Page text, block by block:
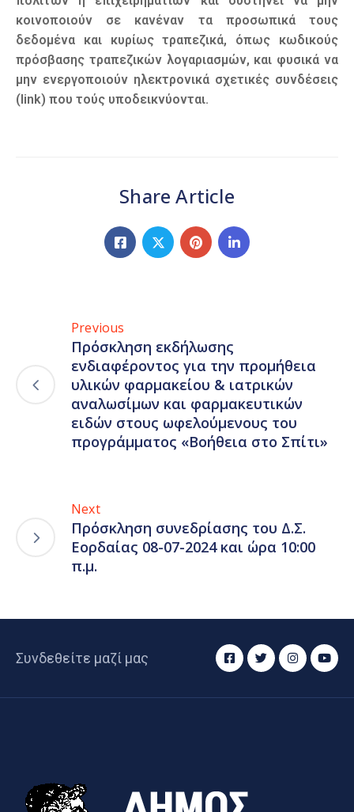
κοινοποιούν σε κανέναν τα προσωπικά τους
δεδομένα και κυρίως τραπεζικά, όπως κωδικούς
πρόσβασης τραπεζικών λογαριασμών, και φυσικά να
μην ενεργοποιούν ηλεκτρονικά σχετικές συνδέσεις
(link) που τούς υποδεικνύονται.
Share Article
Previous
Πρόσκληση εκδήλωσης
ενδιαφέροντος για την προμήθεια
υλικών φαρμακείου & ιατρικών
αναλωσίμων και φαρμακευτικών
ειδών στους ωφελούμενους του
προγράμματος «Βοήθεια στο Σπίτι»
Next
Πρόσκληση συνεδρίασης του Δ.Σ.
Εορδαίας 08-07-2024 και ώρα 10:00
π.μ.
Συνδεθείτε μαζί μας